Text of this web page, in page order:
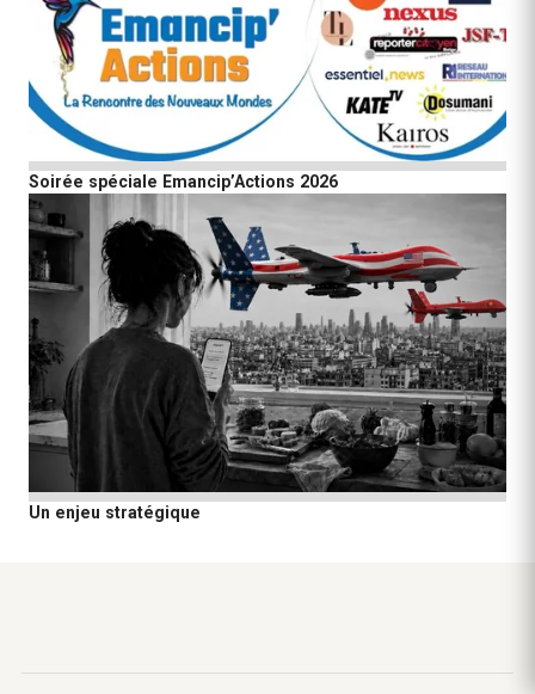
Soirée spéciale Emancip’Actions 2026
Un enjeu stratégique